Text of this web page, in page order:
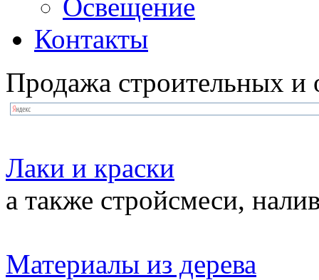
Освещение
Контакты
Продажа строительных и
Лаки и краски
а также стройсмеси,
Материалы из дерева